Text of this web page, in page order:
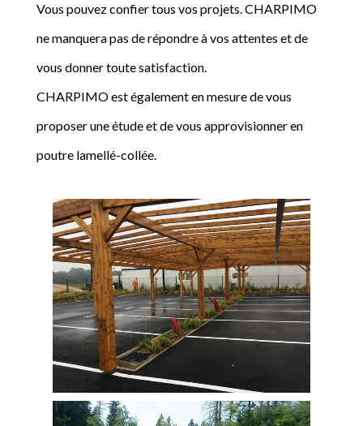
Vous pouvez confier tous vos projets. CHARPIMO
ne manquera pas de répondre à vos attentes et de
vous donner toute satisfaction.
CHARPIMO est également en mesure de vous
proposer une étude et de vous approvisionner en
poutre lamellé-collée.